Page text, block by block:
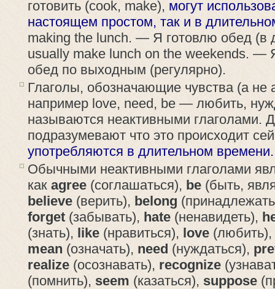
готовить (cook, make), могут
настоящем простом, так и в
making the lunch. — Я готовлю обед (в
usually make lunch on the weekends. —
обед по выходным (регулярно).
Глаголы, обозначающие чувства (а не
например love, need, be — любить,
называются неактивными глаголами.
подразумевают что это происходит
употребляются в длительном времени.
Обычными неактивными глаголами
как agree (соглашаться), be (быть,
believe (верить), belong
forget (забывать), hate (ненавидеть),
(знать), like (нравиться), love (любить),
mean (означать), need (нуждаться),
realize (осознавать), recognize
(помнить), seem (казаться), suppose